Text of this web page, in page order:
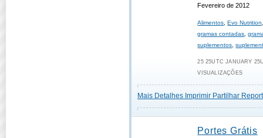
Fevereiro de 2012
Alimentos ,Evo Nutrition
gramas contadas ,
suplementos ,
25 25UTC JANUARY
VISUALIZAÇÕES
Mais Detalhes Imprimir Partilhar
Portes Grátis